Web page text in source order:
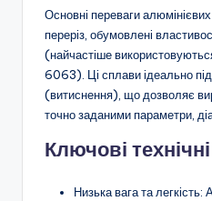
Основні переваги
переріз, обумовлені
(найчастіше
6063). Ці сплави ідеально
(витиснення), що дозволяє
точно заданими параметри,
Ключові
Низька вага та легкість: